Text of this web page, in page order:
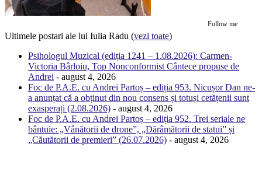
Follow me
Ultimele postari ale lui Iulia Radu (vezi toate)
Psihologul Muzical (ediția 1241 – 1.08.2026): Carmen-
Victoria Bârloiu, Top Nonconformist Cântece propuse de
Andrei - august 4, 2026
Foc de P.A.E. cu Andrei Partoș – ediția 953. Nicușor Dan ne-
a anunțat că a obținut din nou consens și totuși cetățenii sunt
exasperați (2.08.2026) - august 4, 2026
Foc de P.A.E. cu Andrei Partoș – ediția 952. Trei seriale ne
bântuie: „Vânătorii de drone”, „Dărâmătorii de statui” și
„Căutătorii de premieri” (26.07.2026) - august 4, 2026